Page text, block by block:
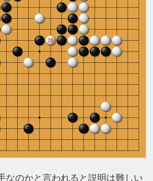
なのかと言われると説明は難しい